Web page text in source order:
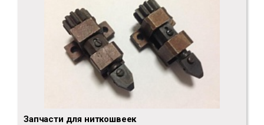
Запчасти для ниткошвеек